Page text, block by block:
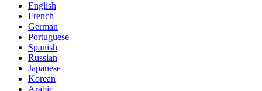
English
French
German
Portuguese
Spanish
Russian
Japanese
Korean
Arabic